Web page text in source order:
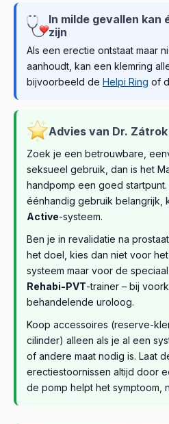
In milde gevallen kan
zijn
Als een erectie ontstaat maar
aanhoudt, kan een klemring
bijvoorbeeld de Helpi Ring of
Advies van Dr. Zátrok
Zoek je een betrouwbare,
seksueel gebruik, dan is het
handpomp een goed startpunt.
éénhandig gebruik belangrijk,
Active-systeem.
Ben je in revalidatie na
het doel, kies dan niet voor
systeem maar voor de
Rehabi-PVT-trainer – bij
behandelende uroloog.
Koop accessoires (reserve-
cilinder) alleen als je al een
of andere maat nodig is. Laat
erectiestoornissen altijd door
de pomp helpt het symptoom,